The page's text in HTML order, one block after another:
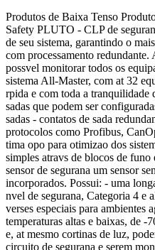
Produtos de Baixa Tenso
Safety PLUTO - CLP de
de seu sistema, garantindo o
com processamento
possvel monitorar todos os
sistema All-Master, com at 32
rpida e com toda a tranquilidade
sadas que podem ser
sadas - contatos de sada
protocolos como Profibus,
tima opo para otimizao dos
simples atravs de blocos de
sensor de segurana um sensor
incorporados. Possui: - uma
nvel de segurana, Categoria 4 e
verses especiais para ambientes
temperaturas altas e baixas, de
e, at mesmo cortinas de luz,
circuito de segurana e serem